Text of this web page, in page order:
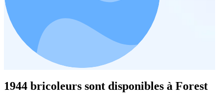
1944 bricoleurs sont disponibles à Forest